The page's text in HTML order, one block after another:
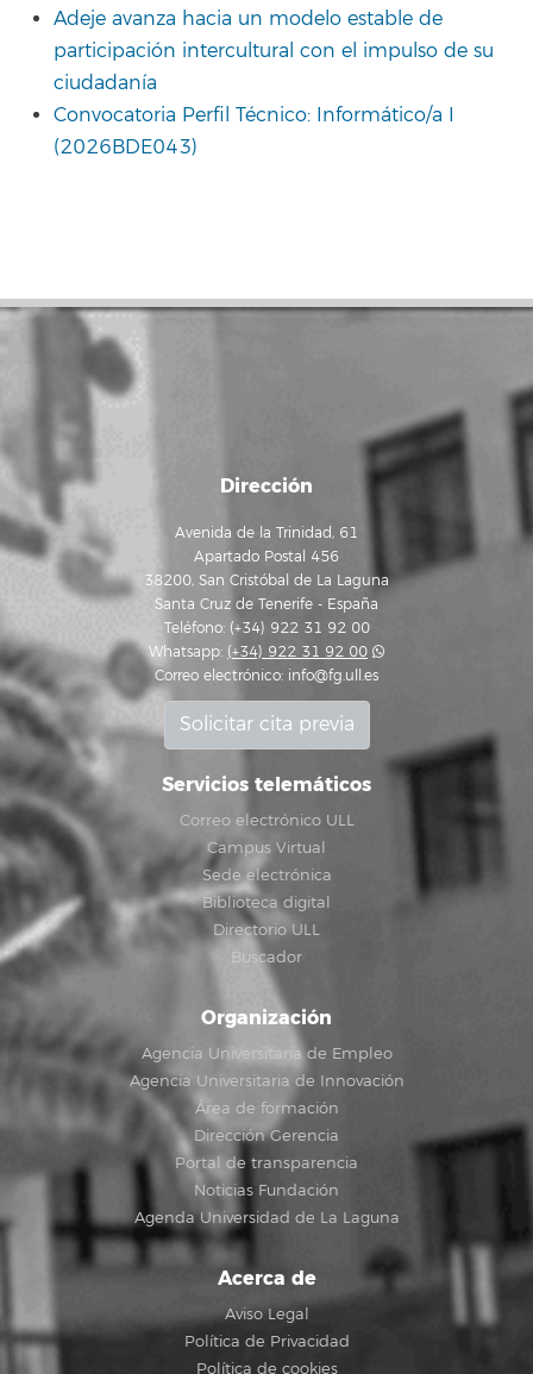
Adeje avanza hacia un modelo estable de
participación intercultural con el impulso de su
ciudadanía
Convocatoria Perfil Técnico: Informático/a I
(2026BDE043)
Dirección
Avenida de la Trinidad, 61
Apartado Postal 456
38200, San Cristóbal de La Laguna
Santa Cruz de Tenerife - España
Teléfono: (+34) 922 31 92 00
Whatsapp: (+34) 922 31 92 00
Correo electrónico: info@fg.ull.es
Solicitar cita previa
Servicios telemáticos
Correo electrónico ULL
Campus Virtual
Sede electrónica
Biblioteca digital
Directorio ULL
Buscador
Organización
Agencia Universitaria de Empleo
Agencia Universitaria de Innovación
Área de formación
Dirección Gerencia
Portal de transparencia
Noticias Fundación
Agenda Universidad de La Laguna
Acerca de
Aviso Legal
Política de Privacidad
Política de cookies